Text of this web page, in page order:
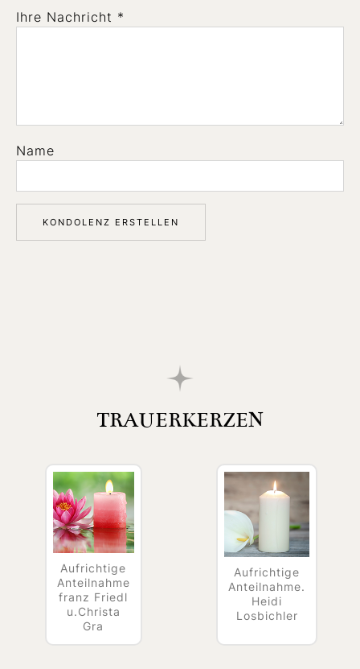
Ihre Nachricht *
Name
TRAUERKERZEN
Aufrichtige
Anteilnahme
franz Friedl
u.Christa
Gra
Aufrichtige
Anteilnahme.
Heidi
Losbichler